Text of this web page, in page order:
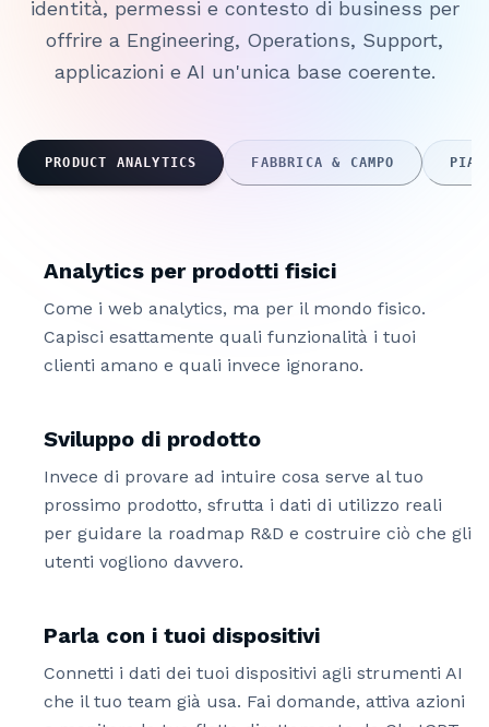
identità, permessi e contesto di business per
offrire a Engineering, Operations, Support,
applicazioni e AI un'unica base coerente.
PRODUCT ANALYTICS FABBRICA & CAMPO
Analytics per prodotti fisici
Come i web analytics, ma per il mondo fisico.
Capisci esattamente quali funzionalità i tuoi
clienti amano e quali invece ignorano.
Sviluppo di prodotto
Invece di provare ad intuire cosa serve al tuo
prossimo prodotto, sfrutta i dati di utilizzo reali
per guidare la roadmap R&D e costruire ciò che gli
utenti vogliono davvero.
Parla con i tuoi dispositivi
Connetti i dati dei tuoi dispositivi agli strumenti AI
che il tuo team già usa. Fai domande, attiva azioni